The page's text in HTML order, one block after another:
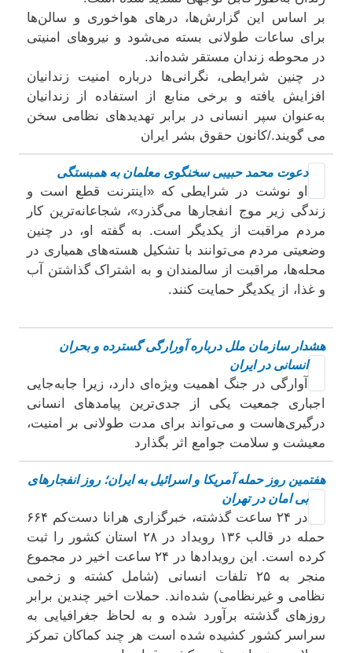
بر اساس این گزارش‌ها، درهای هواخوری و سالن‌ها
برای ساعات طولانی بسته می‌شود و نیروهای امنیتی
در محوطه زندان مستقر شده‌اند.
در چنین شرایطی، نگرانی‌ها درباره امنیت زندانیان
افزایش یافته و برخی منابع از استفاده از زندانیان
به‌عنوان سپر انسانی در برابر تهدیدهای نظامی سخن
می گویند./کانون حقوق بشر ایران
دعوت محمد حبیبی سخنگوی معلمان بە همبستگی
او نوشت در شرایطی که «اینترنت قطع است و
زندگی زیر موج انفجارها می‌گذرد»، شجاعانه‌ترین کار
مردم مراقبت از یکدیگر است. به گفته او، در چنین
وضعیتی مردم می‌توانند با تشکیل هسته‌های همیاری در
محله‌ها، مراقبت از سالمندان و به اشتراک گذاشتن آب
و غذا، از یکدیگر حمایت کنند.
هشدار سازمان ملل درباره آورارگی گسترده و بحران
انسانی در ایران
آوارگی در جنگ اهمیت ویژه‌ای دارد، زیرا جابه‌جایی
اجباری جمعیت یکی از جدی‌ترین پیامدهای انسانی
درگیری‌هاست و می‌تواند برای مدت طولانی بر امنیت،
معیشت و سلامت جوامع اثر بگذارد
هفتمین روز حمله آمریکا و اسرائیل به ایران؛ روز انفجارهای
بی امان در تهران
در ۲۴ ساعت گذشته، خبرگزاری هرانا دست‌کم ۶۶۴
حمله در قالب ۱۳۶ رویداد در ۲۸ استان کشور را ثبت
کرده است. این رویدادها در ۲۴ ساعت اخیر در مجموع
منجر به ۲۵ تلفات انسانی (شامل کشته و زخمی
نظامی و غیرنظامی) شده‌اند. حملات اخیر چندین برابر
روزهای گذشته برآورد شده و به لحاظ جغرافیایی به
سراسر کشور کشیده شده است هر چند کماکان تمرکز